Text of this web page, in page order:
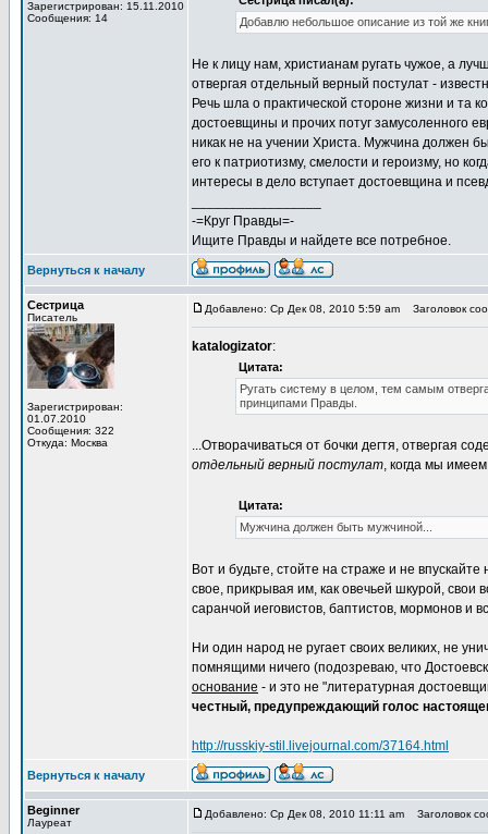
Зарегистрирован: 15.11.2010
Сообщения: 14
Добавлю небольшое описание из той же
Не к лицу нам, христианам ругать чужое, а
отвергая отдельный верный постулат -
Речь шла о практической стороне жизни и та
достоевщины и прочих потуг замусоленного
никак не на учении Христа. Мужчина должен
его к патриотизму, смелости и героизму, но
интересы в дело вступает достоевщина и
-=Круг Правды=-
Ищите Правды и найдете все потребное.
Вернуться к началу
Сестрица
Писатель
Зарегистрирован:
01.07.2010
Сообщения: 322
Откуда: Москва
Добавлено: Ср Дек 08, 2010 5:59 am Заголовок
katalogizator:
Цитата:
Ругать систему в целом, тем самым
принципами Правды.
...Отворачиваться от бочки дегтя, отвергая
отдельный верный постулат, когда мы
Цитата:
Мужчина должен быть мужчиной...
Вот и будьте, стойте на страже и не
свое, прикрывая им, как овечьей шкурой, свои
саранчой иеговистов, баптистов, мормонов и
Ни один народ не ругает своих великих, не
помнящими ничего (подозреваю, что
основание - и это не "литературная
честный, предупреждающий голос
http://russkiy-stil.livejournal.com/37164.html
Вернуться к началу
Beginner
Лауреат
Добавлено: Ср Дек 08, 2010 11:11 am Заголовок